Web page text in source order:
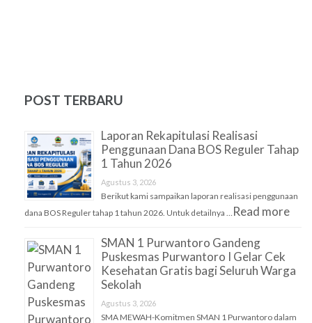
POST TERBARU
Laporan Rekapitulasi Realisasi
Penggunaan Dana BOS Reguler Tahap
1 Tahun 2026
Agustus 3, 2026
Berikut kami sampaikan laporan realisasi penggunaan
dana BOS Reguler tahap 1 tahun 2026. Untuk detailnya …
Read more
SMAN 1 Purwantoro Gandeng
Puskesmas Purwantoro I Gelar Cek
Kesehatan Gratis bagi Seluruh Warga
Sekolah
Agustus 3, 2026
SMA MEWAH-Komitmen SMAN 1 Purwantoro dalam